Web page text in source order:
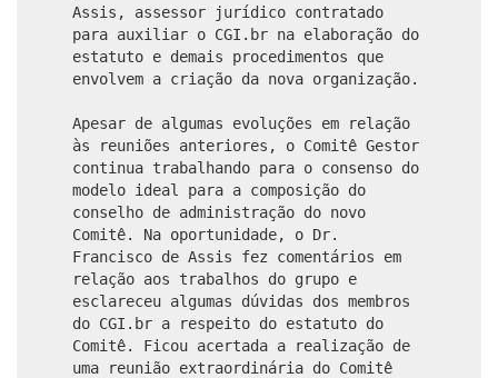
Assis, assessor jurídico contratado
para auxiliar o CGI.br na elaboração do
estatuto e demais procedimentos que
envolvem a criação da nova organização.
Apesar de algumas evoluções em relação
às reuniões anteriores, o Comitê Gestor
continua trabalhando para o consenso do
modelo ideal para a composição do
conselho de administração do novo
Comitê. Na oportunidade, o Dr.
Francisco de Assis fez comentários em
relação aos trabalhos do grupo e
esclareceu algumas dúvidas dos membros
do CGI.br a respeito do estatuto do
Comitê. Ficou acertada a realização de
uma reunião extraordinária do Comitê